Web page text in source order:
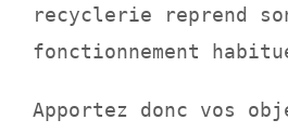
recyclerie reprend
fonctionnement
Apportez donc vos